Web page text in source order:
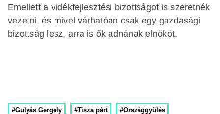
Emellett a vidékfejlesztési bizottságot is szeretnék
vezetni, és mivel várhatóan csak egy gazdasági
bizottság lesz, arra is ők adnának elnököt.
#Gulyás Gergely #Tisza párt #Országgyűlés